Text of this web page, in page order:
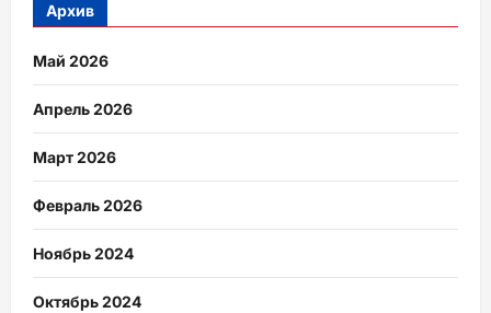
Архив
Май 2026
Апрель 2026
Март 2026
Февраль 2026
Ноябрь 2024
Октябрь 2024